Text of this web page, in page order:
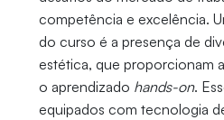
competência e excelência.
do curso é a presença de
estética, que proporcionam
o aprendizado hands-on.
equipados com tecnologia